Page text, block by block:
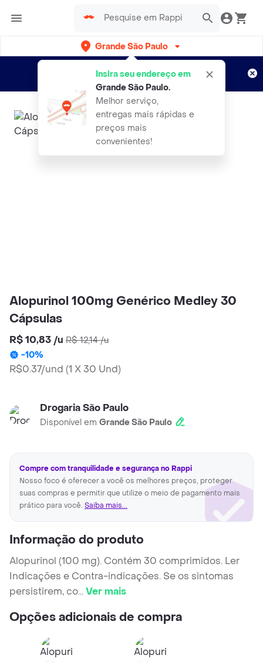
Grande São Paulo
Insira seu endereço em
Grande São Paulo.
Melhor serviço,
entregas mais rápidas e
preços mais
convenientes!
Entregas grátis por 15 dias!
Aplicam T&C
Alopurinol 100mg Genérico Medley 30
Cápsulas
R$ 10,83 /u R$ 12,14/u
-10%
R$0.37/und (1 X 30 Und)
Drogaria São Paulo
Disponível em Grande São Paulo
Compre com tranquilidade e segurança no Rappi
Nosso foco é oferecer a você os melhores preços, proteger
suas compras e permitir que utilize o meio de pagamento mais
prático para você. Saiba mais...
Informação do produto
Alopurinol (100 mg). Contém 30 comprimidos. Ler
Indicações e Contra-indicações. Se os sintomas
persistirem, co...Ver mais
Opções adicionais de compra